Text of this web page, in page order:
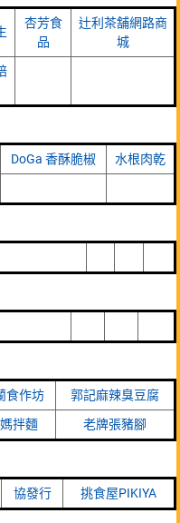
杏芳食
品
辻利茶舗網路商
城
DoGa 香酥脆椒
水根肉乾
食作坊
郭記麻辣臭豆腐
拌麵 老牌張豬腳
協發行 挑食屋PIKIYA